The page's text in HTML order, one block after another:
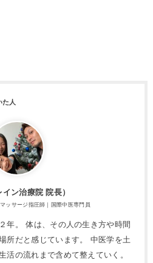
ン治療院 院長）
ッサージ指圧師｜国際中医専門員
年。 体は、その人の生き方や時間
所だと感じています。 中医学を土
活の流れまで含めて整えていく。